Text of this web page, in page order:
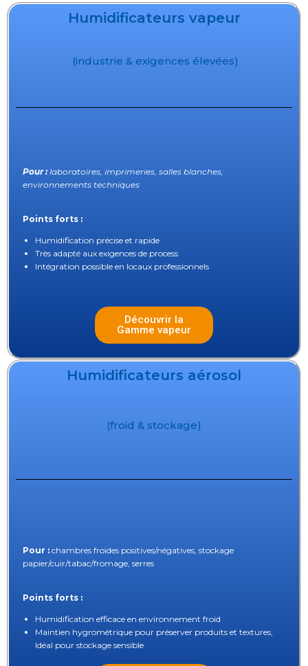
Humidificateurs vapeur
(industrie & exigences élevées)
Pour :laboratoires, imprimeries, salles blanches,
environnements techniques
Points forts :
Humidification précise et rapide
Très adapté aux exigences de process
Intégration possible en locaux professionnels
Découvrir la
Gamme vapeur
Humidificateurs aérosol
(froid & stockage)
Pour : chambres froides positives/négatives, stockage
papier/cuir/tabac/fromage, serres
Points forts :
Humidification efficace en environnement froid
Maintien hygrométrique pour préserver produits et textures,
Idéal pour stockage sensible